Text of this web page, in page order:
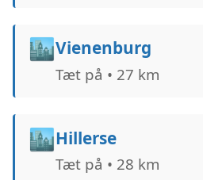
🏙️Vienenburg
Tæt på • 27 km
🏙️Hillerse
Tæt på • 28 km